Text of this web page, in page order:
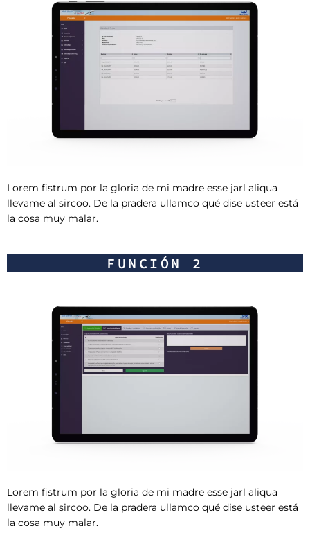
Lorem fistrum por la gloria de mi madre esse jarl aliqua
llevame al sircoo. De la pradera ullamco qué dise usteer está
la cosa muy malar.
FUNCIÓN 2
Lorem fistrum por la gloria de mi madre esse jarl aliqua
llevame al sircoo. De la pradera ullamco qué dise usteer está
la cosa muy malar.